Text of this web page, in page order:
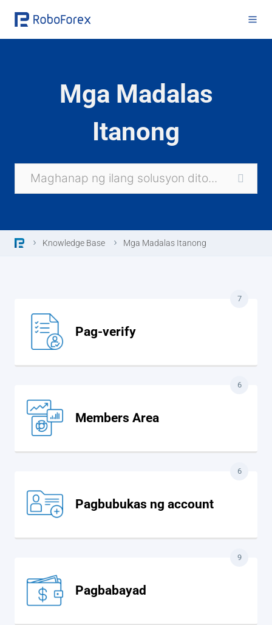
Mga Madalas
Itanong
Knowledge Base Mga Madalas Itanong
Pag-verify
7
Members Area
6
Pagbubukas ng account
6
Pagbabayad
9